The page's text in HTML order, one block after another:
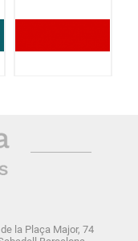
la Plaça Major, 74